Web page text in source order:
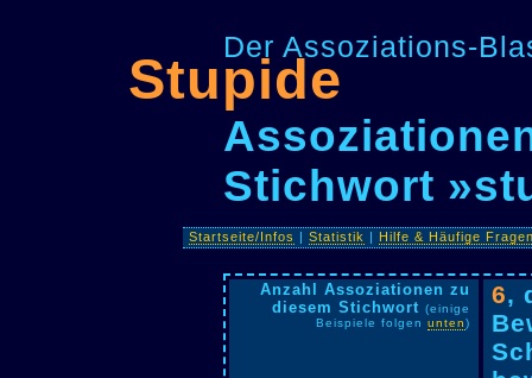
Der Assoziations-
Stupide
Stichwort
Startseite/Infos |Statistik |Hilfe & Häufige
Anzahl Assoziationen zu
diesem Stichwort (einige
Beispiele folgen unten)
6,